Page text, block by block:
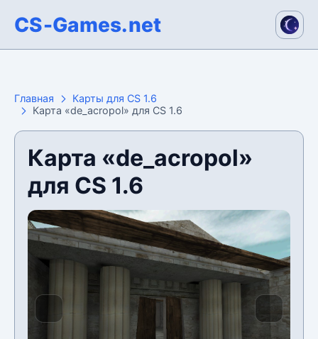
CS-Games.net
Главная
Карты для CS 1.6
Карта «de_acropol» для CS 1.6
Карта «de_acropol»
для CS 1.6